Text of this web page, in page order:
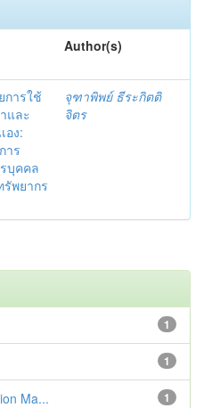
Author(s)
การใช้
และ
อง:
าร
บุคคล
พยากร
จุฑาพิพย์ ธีระกิตติ
จิตร
1
1
1
Ma...